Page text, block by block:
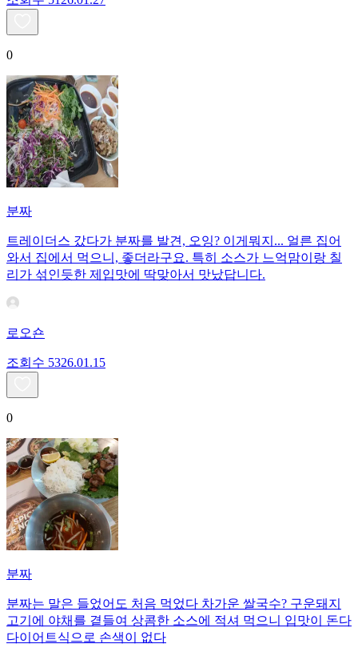
0
분짜
트레이더스 갔다가 분짜를 발견, 오잉? 이게뭐지... 얼른 집어
와서 집에서 먹으니, 좋더라구요. 특히 소스가 느억맘이랑 칠
리가 섞인듯한 제입맛에 딱맞아서 맛났답니다.
로오숀
조회수 5326.01.15
0
분짜
분짜는 말은 들었어도 처음 먹었다 차가운 쌀국수? 구운돼지
고기에 야채를 곁들여 상콤한 소스에 적셔 먹으니 입맛이 돈다
다이어트식으로 손색이 없다